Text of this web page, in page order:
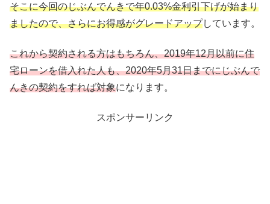
そこに今回のじぶんでんきで年0.03%金利引下げが始まり
ましたので、さらにお得感がグレードアップしています。
これから契約される方はもちろん、2019年12月以前に住
宅ローンを借入れた人も、2020年5月31日までにじぶんで
んきの契約をすれば対象になります。
スポンサーリンク